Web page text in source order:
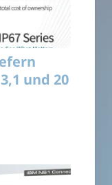
und 20